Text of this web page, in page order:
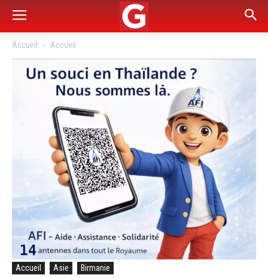
Accueil Accueil
Accueil Asie Birmanie